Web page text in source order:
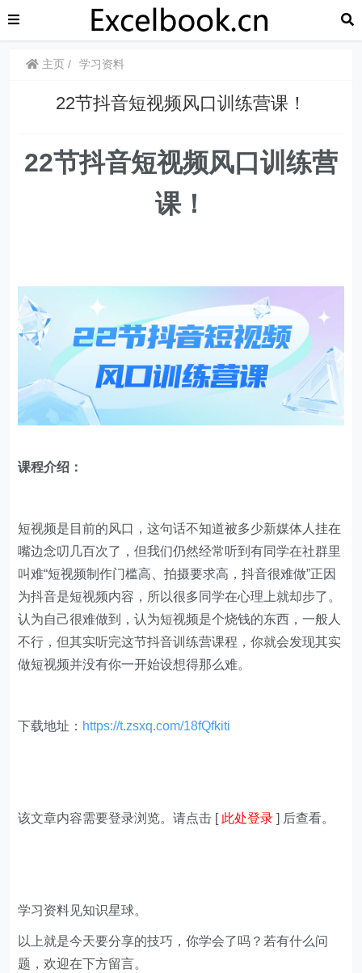
主页 学习资料
22节抖音短视频风口训练营课！
22节抖音短视频风口训练营
课！
课程介绍：
短视频是目前的风口，这句话不知道被多少新媒体人挂在
嘴边念叨几百次了，但我们仍然经常听到有同学在社群里
叫难“短视频制作门槛高、拍摄要求高，抖音很难做”正因
为抖音是短视频内容，所以很多同学在心理上就却步了。
认为自己很难做到，认为短视频是个烧钱的东西，一般人
不行，但其实听完这节抖音训练营课程，你就会发现其实
做短视频并没有你一开始设想得那么难。
下载地址： https://t.zsxq.com/18fQfkiti
该文章内容需要登录浏览。请点击 [ 此处登录 ] 后查看。
学习资料见知识星球。
以上就是今天要分享的技巧，你学会了吗？若有什么问
题，欢迎在下方留言。